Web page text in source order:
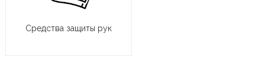
Средства защиты рук